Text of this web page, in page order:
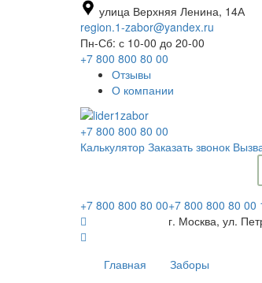
улица Верхняя Ленина, 14А
region.1-zabor@yandex.ru
Пн-Сб: с 10-00 до 20-00
+7 800 800 80 00
Отзывы
О компании
+7 800 800 80 00
Калькулятор Заказать звонок
+7 800 800 80 00
Главная
Заборы
+7 800 800 80 00
г. Москва, ул.